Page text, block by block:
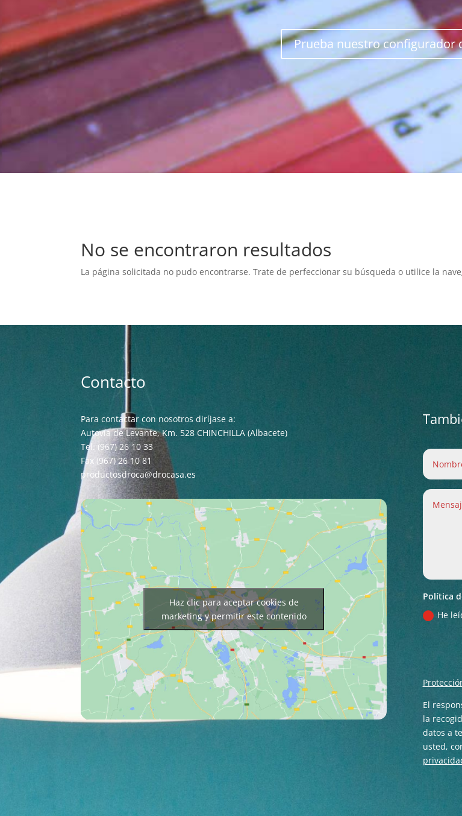
Prueba nuestro configurador
No se encontraron resultados
La página solicitada no pudo encontrarse. Trate de perfeccionar su búsqueda o utilice la
Contacto
Para contactar con nosotros diríjase a:
Autovía de Levante, Km. 528 CHINCHILLA (Albacete)
Tel. (967) 26 10 33
Fax (967) 26 10 81
productosdroca@drocasa.es
Haz clic para aceptar cookies de
marketing y permitir este contenido
Política
He
El
la
datos a
usted,